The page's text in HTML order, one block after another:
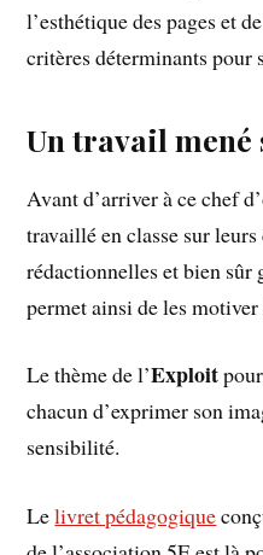
l’esthétique des pages et
critères déterminants pour
Un travail mené
Avant d’arriver à ce chef
travaillé en classe sur
rédactionnelles et bien sûr
permet ainsi de les
Le thème de l’Exploit
chacun d’exprimer son
sensibilité.
Lelivret pédagogique